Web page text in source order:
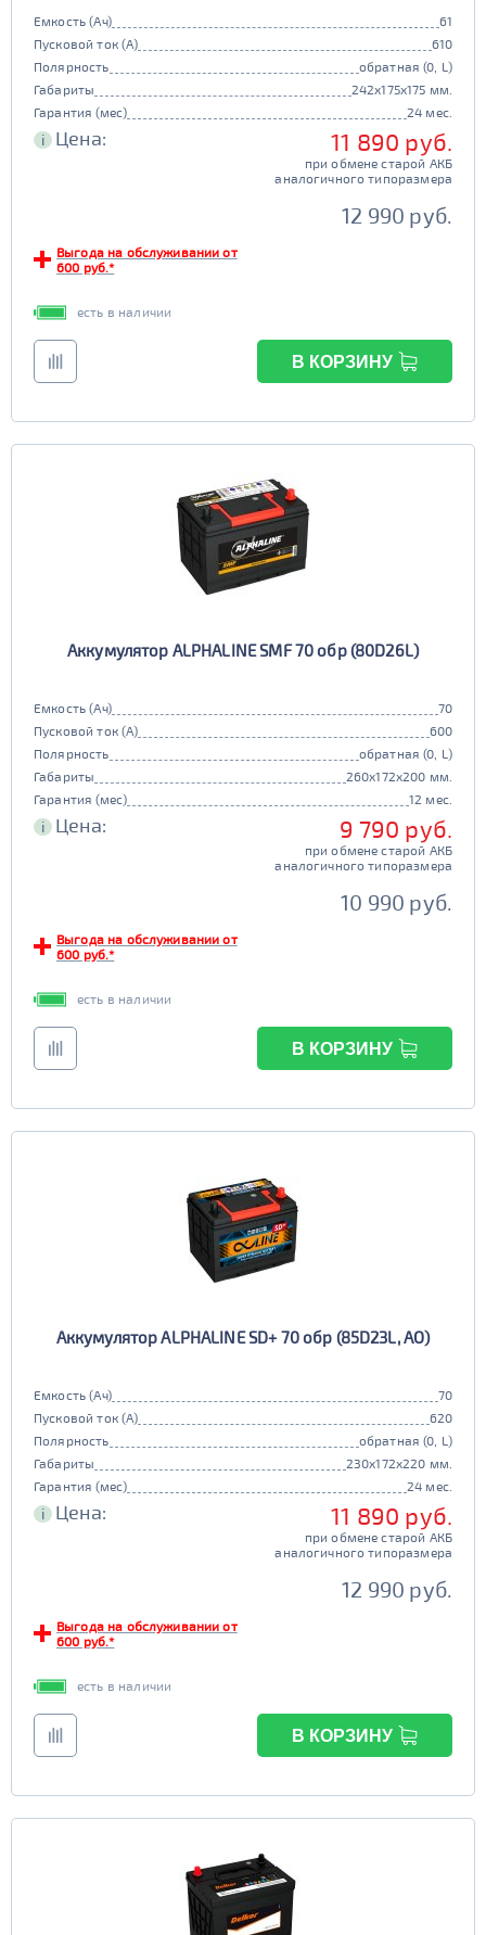
Емкость (Ач)
61
Пусковой ток (А)
610
Полярность
обратная (0, L)
Габариты
242x175x175 мм.
Гарантия (мес)
24 мес.
i Цена: 11 890 руб.
при обмене старой АКБ
аналогичного типоразмера
12 990 руб.
Выгода на обслуживании от
600 руб.*
есть в наличии
В КОРЗИНУ
Аккумулятор ALPHALINE SMF 70 обр (80D26L)
Емкость (Ач)
70
Пусковой ток (А)
600
Полярность
обратная (0, L)
Габариты
260x172x200 мм.
Гарантия (мес)
12 мес.
i Цена: 9 790 руб.
при обмене старой АКБ
аналогичного типоразмера
10 990 руб.
Выгода на обслуживании от
600 руб.*
есть в наличии
В КОРЗИНУ
Аккумулятор ALPHALINE SD+ 70 обр (85D23L, AO)
Емкость (Ач)
70
Пусковой ток (А)
620
Полярность
обратная (0, L)
Габариты
230x172x220 мм.
Гарантия (мес)
24 мес.
i Цена: 11 890 руб.
при обмене старой АКБ
аналогичного типоразмера
12 990 руб.
Выгода на обслуживании от
600 руб.*
есть в наличии
В КОРЗИНУ